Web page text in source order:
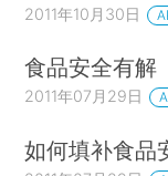
2011年10月30日
食品安全有解
2011年07月29日
如何填补食品